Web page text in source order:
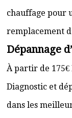
chauffage pour
remplacement
Dépannage
À partir de 175€
Diagnostic et
dans les